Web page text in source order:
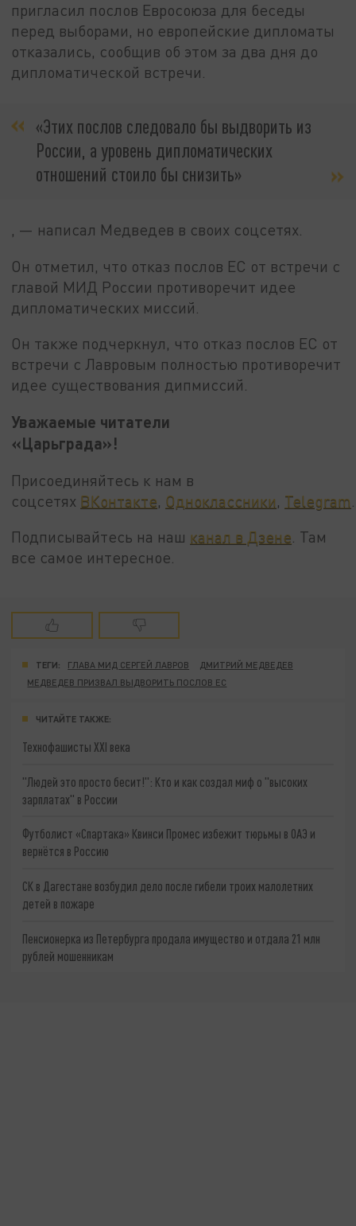
пригласил послов Евросоюза для беседы
перед выборами, но европейские дипломаты
отказались, сообщив об этом за два дня до
дипломатической встречи.
«Этих послов следовало бы выдворить из
России, а уровень дипломатических
отношений стоило бы снизить»
, — написал Медведев в своих соцсетях.
Он отметил, что отказ послов ЕС от встречи с
главой МИД России противоречит идее
дипломатических миссий.
Он также подчеркнул, что отказ послов ЕС от
встречи с Лавровым полностью противоречит
идее существования дипмиссий.
Уважаемые читатели
«Царьграда»!
Присоединяйтесь к нам в
соцсетях ВКонтакте, Одноклассники, Telegram
Подписывайтесь на наш канал в Дзене . Там
все самое интересное.
ТЕГИ: ГЛАВА МИД СЕРГЕЙ ЛАВРОВ
ДМИТРИЙ МЕДВЕДЕВ
МЕДВЕДЕВ ПРИЗВАЛ ВЫДВОРИТЬ ПОСЛОВ ЕС
ЧИТАЙТЕ ТАКЖЕ:
Технофашисты XXI века
"Людей это просто бесит!": Кто и как создал миф о "высоких
зарплатах" в России
Футболист «Спартака» Квинси Промес избежит тюрьмы в ОАЭ и
вернётся в Россию
СК в Дагестане возбудил дело после гибели троих малолетних
детей в пожаре
Пенсионерка из Петербурга продала имущество и отдала 21 млн
рублей мошенникам